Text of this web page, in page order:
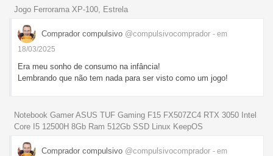
Jogo Ferrorama XP-100, Estrela
Comprador compulsivo @compulsivocomprador - em
18/03/2025
Era meu sonho de consumo na infância!
Lembrando que não tem nada para ser visto como um jogo!
Notebook Gamer ASUS TUF Gaming F15 FX507ZC4 RTX 3050 Intel
Core I5 12500H 8Gb Ram 512Gb SSD Linux KeepOS
Comprador compulsivo @compulsivocomprador - em